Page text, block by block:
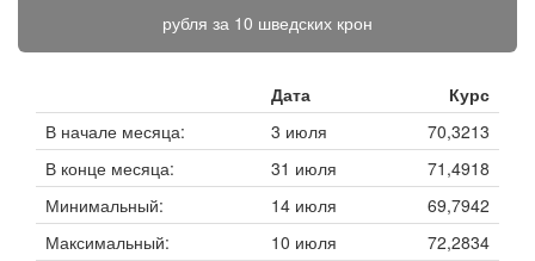
рубля за 10 шведских крон
Дата
Курс
В начале месяца:
3 июля
70,3213
В конце месяца:
31 июля
71,4918
Минимальный:
14 июля
69,7942
Максимальный:
10 июля 72,2834